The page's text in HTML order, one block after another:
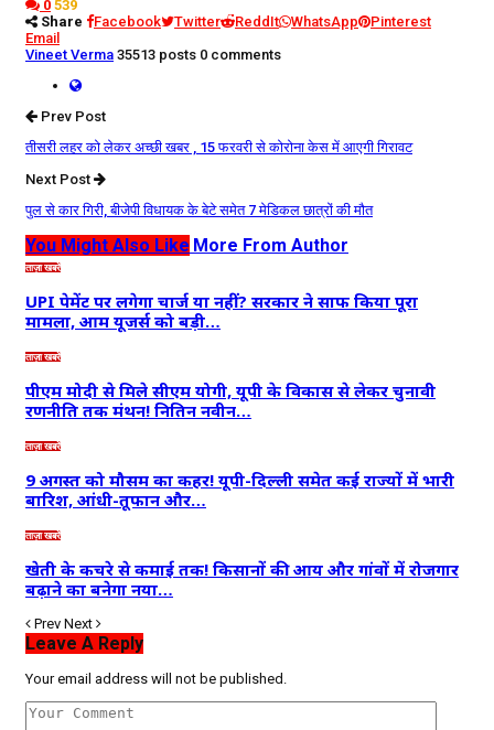
0 539
Share
Facebook Twitter ReddIt WhatsApp
Pinterest
Email
Vineet Verma 35513 posts 0 comments
Prev Post
तीसरी लहर को लेकर अच्छी खबर , 15 फरवरी से कोरोना केस में आएगी गिरावट
Next Post
पुल से कार गिरी, बीजेपी विधायक के बेटे समेत 7 मेडिकल छात्रों की मौत
You Might Also Like More From Author
ताज़ा खबरें
UPI पेमेंट पर लगेगा चार्ज या नहीं? सरकार ने साफ किया पूरा
मामला, आम यूजर्स को बड़ी…
ताज़ा खबरें
पीएम मोदी से मिले सीएम योगी, यूपी के विकास से लेकर चुनावी
रणनीति तक मंथन! नितिन नवीन…
ताज़ा खबरें
9 अगस्त को मौसम का कहर! यूपी-दिल्ली समेत कई राज्यों में भारी
बारिश, आंधी-तूफान और…
ताज़ा खबरें
खेती के कचरे से कमाई तक! किसानों की आय और गांवों में रोजगार
बढ़ाने का बनेगा नया…
Prev Next
Leave A Reply
Your email address will not be published.